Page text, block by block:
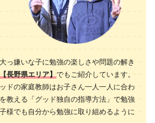
っ嫌いな子に勉強の楽しさや問題の解き
【長野県エリア】 でもご紹介しています。
ドの家庭教師はお子さん一人一人に合わ
教える「グッド独自の指導方法」で勉強
様でも自分から勉強に取り組めるように